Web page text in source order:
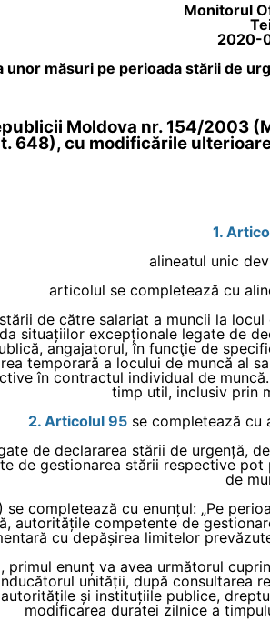
Monitorul
2020-
unor măsuri pe perioada stării de
Moldova nr. 154/2003
648), cu modificările
1.
alineatul unic
articolul se completează cu
de către salariat a muncii la
situațiilor excepționale legate de
angajatorul, în funcţie de
temporară a locului de muncă al
în contractul individual de
timp util, inclusiv prin
2. Articolul 95se completează cu
de declararea stării de urgență,
de gestionarea stării respective
de
se completează cu enunțul: „Pe
autoritățile competente de
cu depășirea limitelor
primul enunț va avea următorul
unității, după consultarea
și instituțiile publice,
modificarea duratei zilnice a